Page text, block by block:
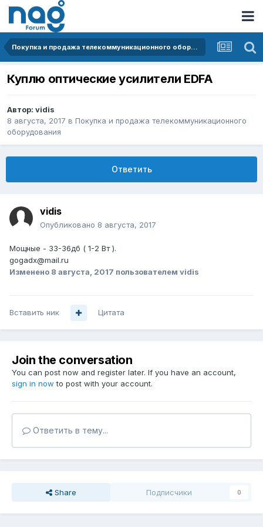
Покупка и продажа телекоммуникационного оборудования
Куплю оптические усилители EDFA
Автор: vidis
8 августа, 2017 в Покупка и продажа телекоммуникационного
оборудования
Ответить
vidis
Опубликовано 8 августа, 2017
Мощные - 33-36дб ( 1-2 Вт ).
gogadx@mail.ru
Изменено 8 августа, 2017 пользователем vidis
Вставить ник Цитата
Join the conversation
You can post now and register later. If you have an account,
sign in now to post with your account.
Ответить в тему...
Share Подписчики 0